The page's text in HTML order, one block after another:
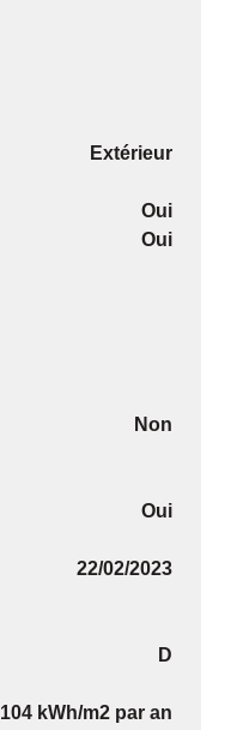
Extérieur
Oui
Oui
Non
Oui
22/02/2023
D
104 kWh/m2 par an